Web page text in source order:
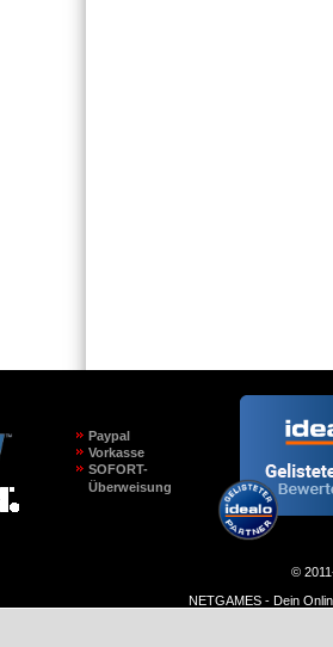
Paypal
Vorkasse
SOFORT-
Überweisung
©
NETGAMES - Dein